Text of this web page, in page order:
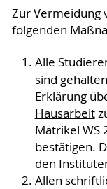
Zur Vermeidung
folgenden
Alle
sind
Erklärung
Hausarbeit
Matrikel WS
bestätigen.
den
Allen